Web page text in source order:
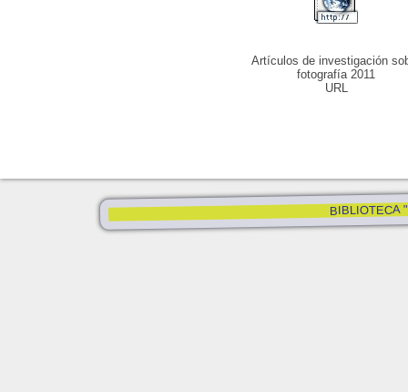
Artículos de investigación
fotografía 2011
URL
BIBLIOTECA